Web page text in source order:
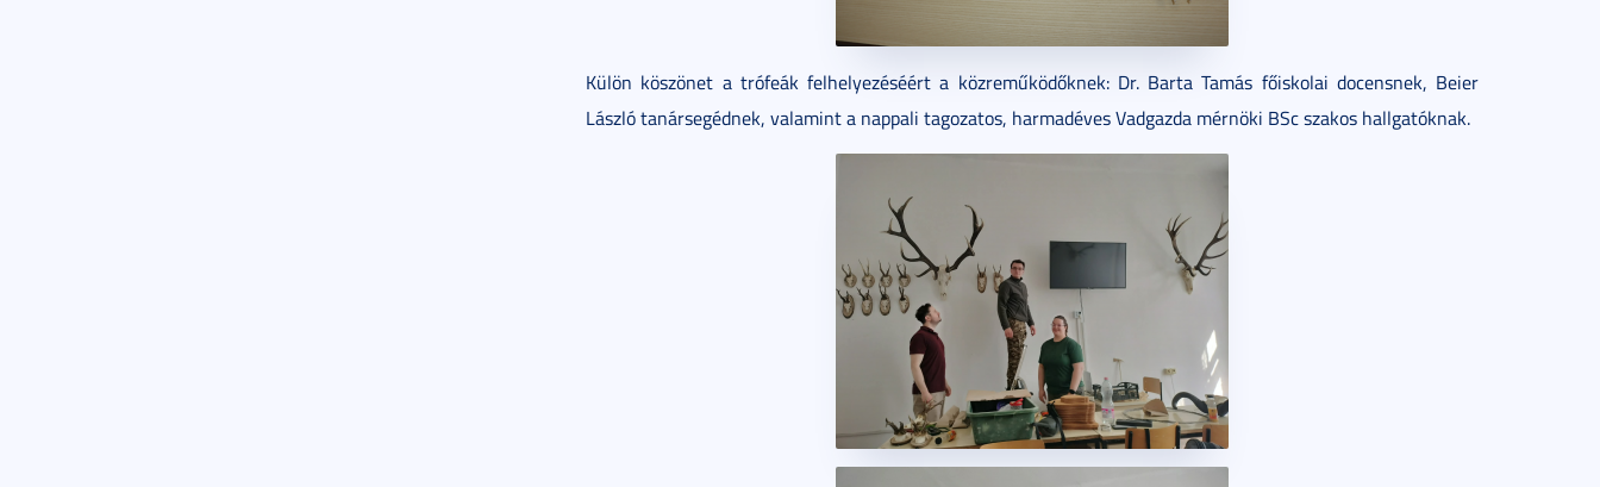
Külön köszönet a trófeák felhelyezéséért a közreműködőknek: Dr. Barta Tamás főiskolai docensnek, Beier
László tanársegédnek, valamint a nappali tagozatos, harmadéves Vadgazda mérnöki BSc szakos hallgatóknak.